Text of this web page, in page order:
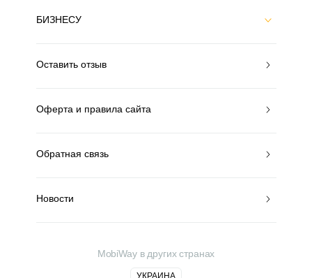
БИЗНЕСУ
Оставить отзыв
Оферта и правила сайта
Обратная связь
Новости
MobiWay в других странах
УКРАИНА